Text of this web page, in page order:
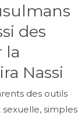
des
la
Nassi
des outils
simples